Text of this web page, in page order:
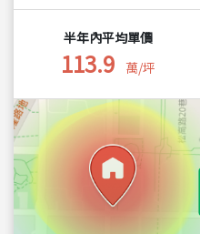
半年內平均單價
113.9 萬/坪